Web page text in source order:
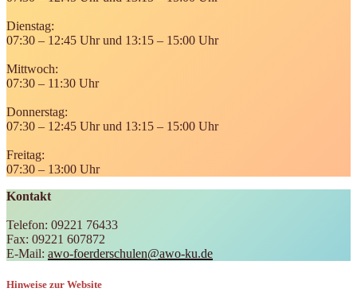
Dienstag:
07:30 – 12:45 Uhr und 13:15 – 15:00 Uhr
Mittwoch:
07:30 – 11:30 Uhr
Donnerstag:
07:30 – 12:45 Uhr und 13:15 – 15:00 Uhr
Freitag:
07:30 – 13:00 Uhr
Kontakt
Telefon: 09221 76433
Fax: 09221 607872
E-Mail: awo-foerderschulen@awo-ku.de
Hinweise zur Website